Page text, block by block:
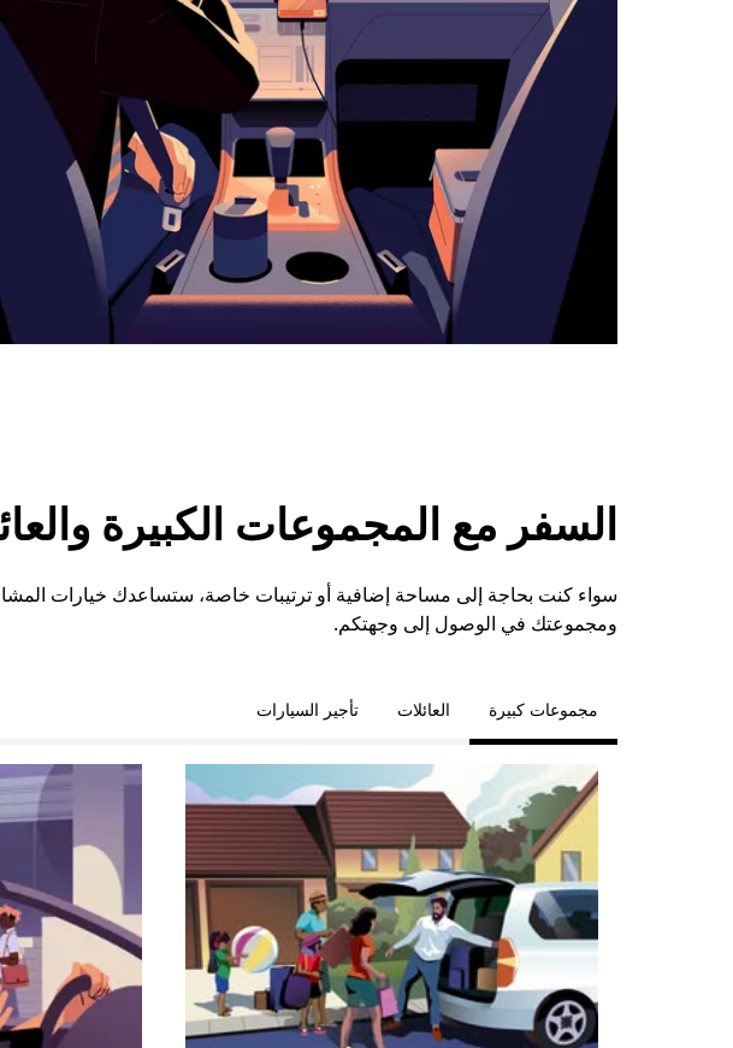
السفر مع المجموعات الكبيرة
ومجموعتك في الوصول إلى وجهتكم.
مجموعات كبيرة العائلات تأجير السيارات